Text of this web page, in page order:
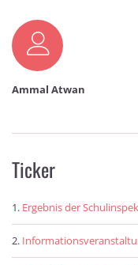
Autor
Ammal Atwan
Ticker
Ergebnis der